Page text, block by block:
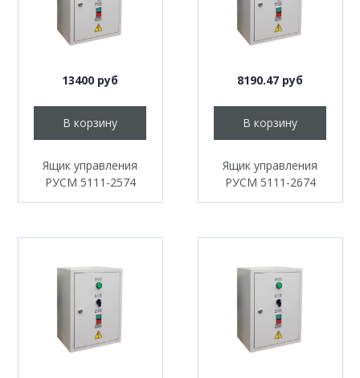
13400 руб
В корзину
Ящик управления
РУСМ 5111-2574
8190.47 руб
В корзину
Ящик управления
РУСМ 5111-2674